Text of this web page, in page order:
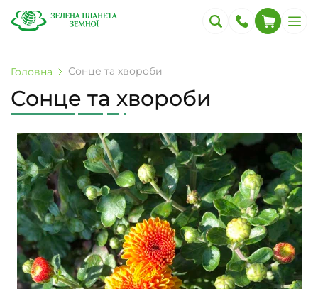
Головна Сонце та хвороби
Сонце та хвороби